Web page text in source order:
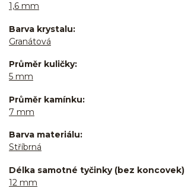
1,6 mm
Barva krystalu
Granátová
Průměr kuličky
5 mm
Průměr kamínku
7 mm
Barva materiálu
Stříbrná
Délka samotné tyčinky (bez koncovek)
12 mm